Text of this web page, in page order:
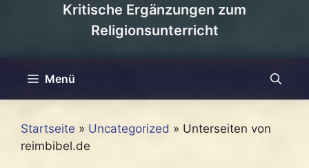
Kritische Ergänzungen zum
Religionsunterricht
Menü
Startseite » Uncategorized » Unterseiten von
reimbibel.de